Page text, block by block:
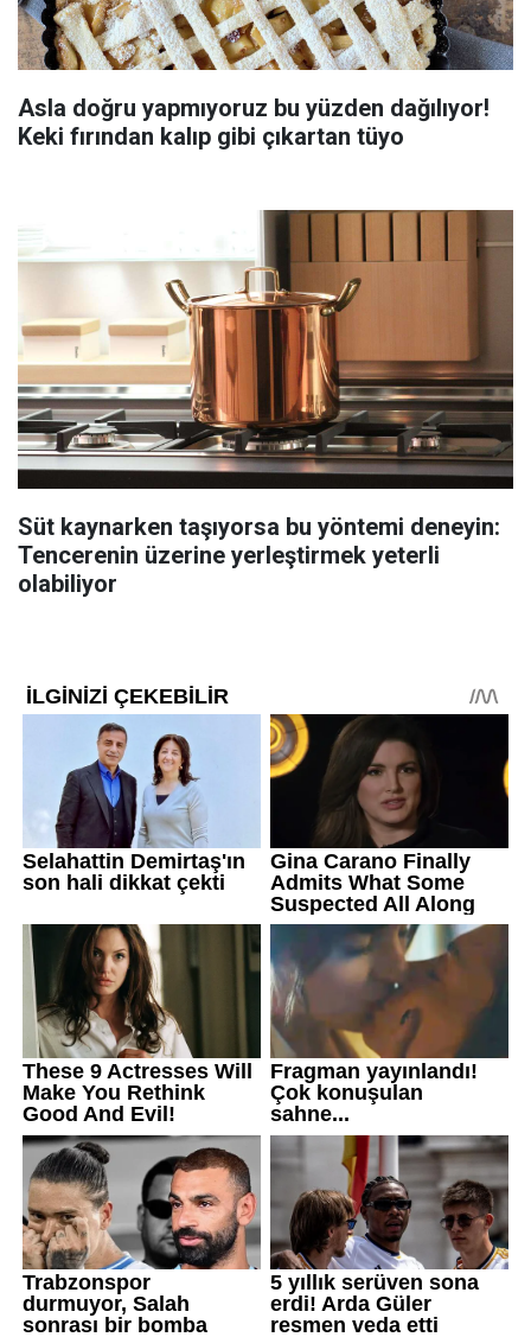
Asla doğru yapmıyoruz bu yüzden dağılıyor!
Keki fırından kalıp gibi çıkartan tüyo
Süt kaynarken taşıyorsa bu yöntemi deneyin:
Tencerenin üzerine yerleştirmek yeterli
olabiliyor